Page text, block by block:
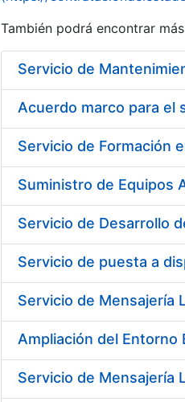
Mostrar/Ocultar
También podrá encontrar
Acuerdo marco para el
Servicio de Formación
Suministro de Equipos
Servicio de Desarrollo
Ampliación del Entorno
Servicio de Mensajería